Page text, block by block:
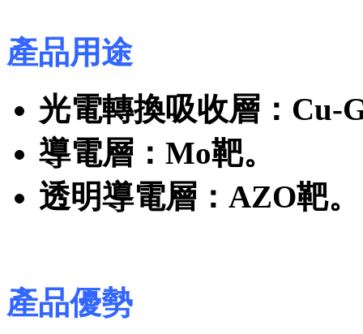
產品用途
光電轉換吸收層：Cu-
導電層：Mo靶。
透明導電層：AZO靶。
產品優勢